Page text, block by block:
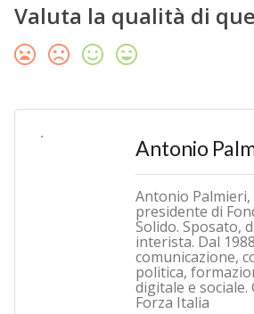
Valuta la qualità di
Antonio
Antonio
presidente di
Solido. Sposato,
interista. Dal
comunicazione,
politica,
digitale e sociale.
Forza Italia